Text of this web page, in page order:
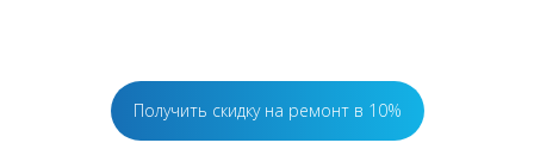
Получить скидку на ремонт в 10%